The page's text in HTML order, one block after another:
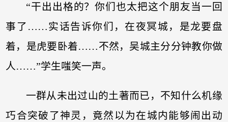
“干出出格的？你们也太把这个朋友当一回
事了……实话告诉你们，在夜冥城，是龙要盘
着，是虎要卧着……不然，吴城主分分钟教你做
人……”学生嗤笑一声。
一群从未出过山的土著而已，不知什么机缘
巧合突破了神灵，竟然以为在城内能够闹出动